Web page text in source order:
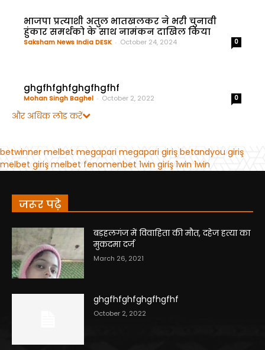
जरूर पढ़े
बड़हलगंज में विवाहिता की मौत, दहेज हत्या का
मुकदमा दर्ज
March 26, 2021
ghgfhfghfghgfhgfhf
October 2, 2022